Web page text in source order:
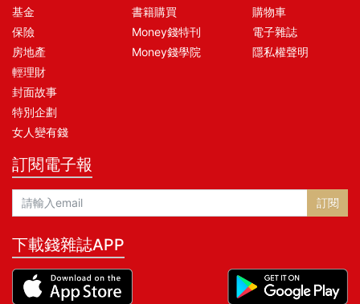
基金
保險
房地產
輕理財
封面故事
特別企劃
女人變有錢
書籍購買
Money錢特刊
Money錢學院
購物車
電子雜誌
隱私權聲明
訂閱電子報
訂閱
下載錢雜誌APP